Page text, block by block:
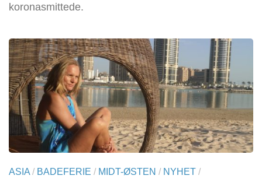
koronasmittede.
ASIA / BADEFERIE / MIDT-ØSTEN / NYHET /